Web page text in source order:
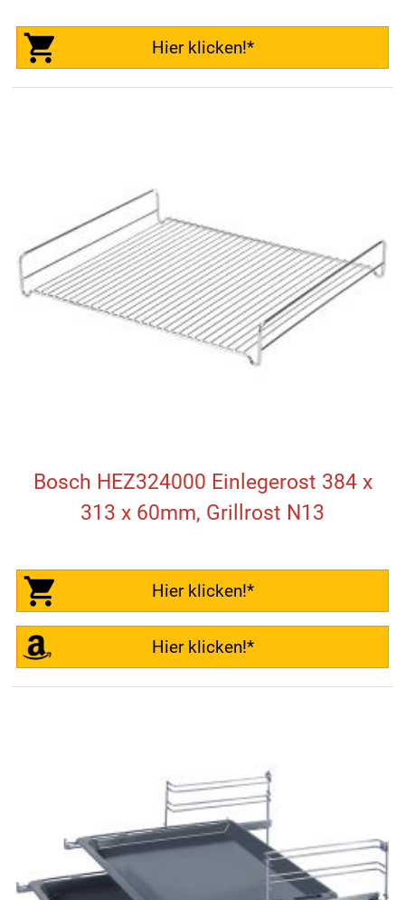
Hier klicken!*
Bosch HEZ324000 Einlegerost 384 x
313 x 60mm, Grillrost N13
Hier klicken!*
Hier klicken!*